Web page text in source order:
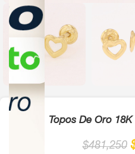
Topos De Oro
$481,250